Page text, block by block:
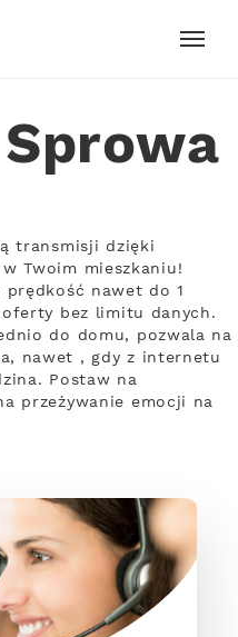
transmisji dzięki
Twoim mieszkaniu!
nawet do 1
bez limitu danych.
do domu, pozwala na
nawet , gdy z internetu
Postaw na
przeżywanie emocji na